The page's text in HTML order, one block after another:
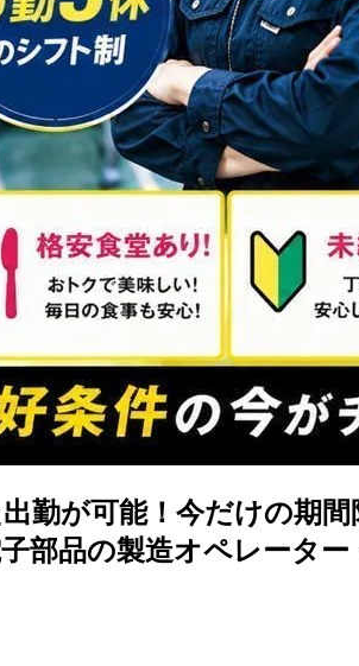
勤が可能！今だけの期
部品の製造オペレータ